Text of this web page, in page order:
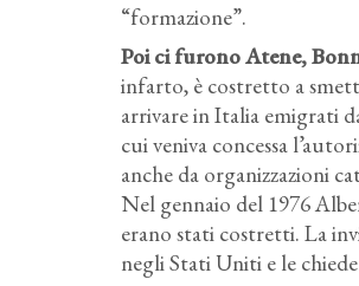
“formazione”.
Poi ci furono Atene,
infarto, è costretto a
arrivare in Italia emigrati
cui veniva concessa
anche da organizzazioni
Nel gennaio del 1976
erano stati costretti. La
negli Stati Uniti e le